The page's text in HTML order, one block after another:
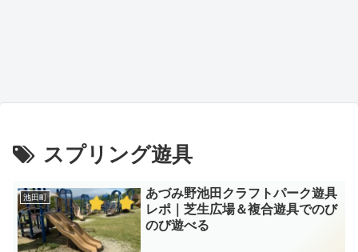
スプリング遊具
池田町
あづみ野池田クラフトパーク遊具
レポ｜芝生広場＆複合遊具でのび
のび遊べる